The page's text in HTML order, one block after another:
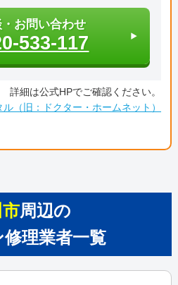
お問い合わせ
533-117
詳細は公式HPでご確認ください。
ル（旧：ドクター・ホームネット）
周辺の
理業者一覧